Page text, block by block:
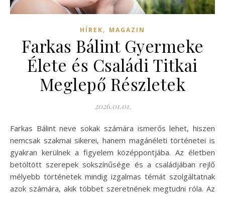
HÍREK, MAGAZIN
Farkas Bálint Gyermeke
Élete és Családi Titkai
Meglepő Részletek
2026.01.01.
Farkas Bálint neve sokak számára ismerős lehet, hiszen
nemcsak szakmai sikerei, hanem magánéleti történetei is
gyakran kerülnek a figyelem középpontjába. Az életben
betöltött szerepek sokszínűsége és a családjában rejlő
mélyebb történetek mindig izgalmas témát szolgáltatnak
azok számára, akik többet szeretnének megtudni róla. Az